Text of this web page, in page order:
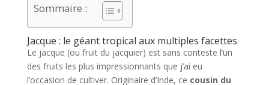
Sommaire :
Jacque : le géant tropical aux multiples facettes
Le jacque (ou fruit du jacquier) est sans conteste l’un
des fruits les plus impressionnants que j’ai eu
l’occasion de cultiver. Originaire d’Inde, ce cousin du